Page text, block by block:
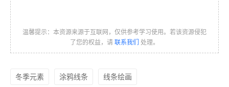
温馨提示：本资源来源于互联网，仅供参考学习使用。若该资源侵犯
了您的权益，请 联系我们 处理。
冬季元素 涂鸦线条 线条绘画